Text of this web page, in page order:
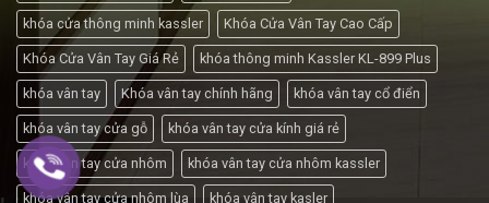
khóa cửa thông minh kassler Khóa Cửa Vân Tay Cao Cấp
Khóa Cửa Vân Tay Giá Rẻ khóa thông minh Kassler KL-899 Plus
khóa vân tay Khóa vân tay chính hãng khóa vân tay cổ điển
khóa vân tay cửa gỗ khóa vân tay cửa kính giá rẻ
khóa vân tay cửa nhôm khóa vân tay cửa nhôm kassler
khóa vân tay cửa nhôm lùa khóa vân tay kasler